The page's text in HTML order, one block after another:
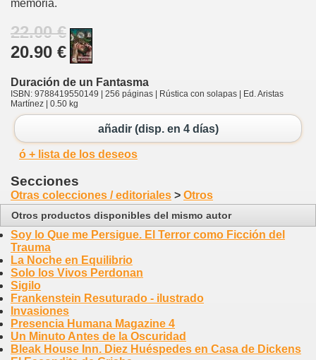
memoria.
22.00 €
20.90 €
Duración de un Fantasma
ISBN: 9788419550149 | 256 páginas | Rústica con solapas | Ed. Aristas
Martínez | 0.50 kg
añadir (disp. en 4 días)
ó + lista de los deseos
Secciones
Otras colecciones / editoriales > Otros
Otros productos disponibles del mismo autor
Soy lo Que me Persigue. El Terror como Ficción del
Trauma
La Noche en Equilibrio
Solo los Vivos Perdonan
Sigilo
Frankenstein Resuturado - ilustrado
Invasiones
Presencia Humana Magazine 4
Un Minuto Antes de la Oscuridad
Bleak House Inn. Diez Huéspedes en Casa de Dickens